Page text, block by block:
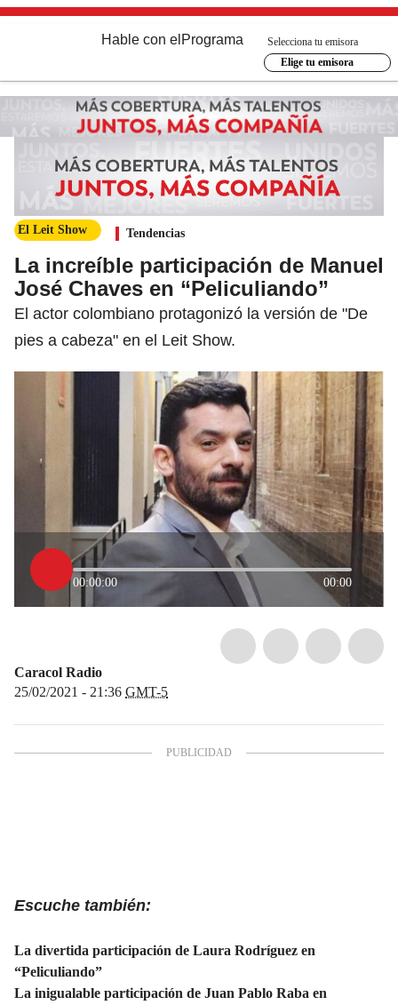
Hable con el Programa
Selecciona tu emisora
Elige tu emisora
El Leit Show Tendencias
La increíble participación de Manuel
José Chaves en “Peliculiando”
El actor colombiano protagonizó la versión de "De
pies a cabeza" en el Leit Show.
00:00:00 00:00
Caracol Radio
25/02/2021 - 21:36 GMT-5
Escuche también:
La divertida participación de Laura Rodríguez en
“Peliculiando”
La inigualable participación de Juan Pablo Raba en